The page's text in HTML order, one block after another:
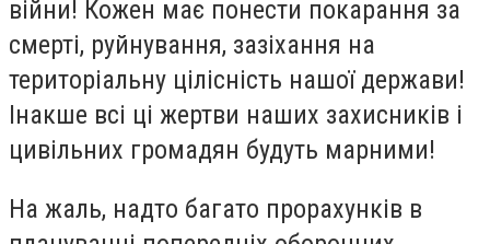
війни! Кожен має понести покарання за
смерті, руйнування, зазіхання на
територіальну цілісність нашої держави!
Інакше всі ці жертви наших захисників і
цивільних громадян будуть марними!
На жаль, надто багато прорахунків в